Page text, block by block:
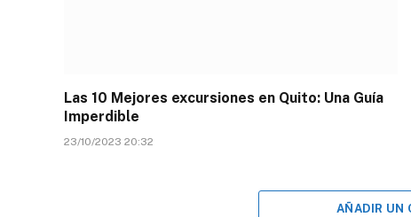
Las 10 Mejores excursiones en Quito: Una Guía
Imperdible
23/10/2023 20:32
AÑADIR UN